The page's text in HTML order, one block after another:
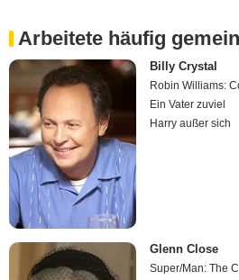
Arbeitete häufig
Billy Crystal
Robin Williams:
Ein Vater zuviel
Harry außer sich
Glenn Close
Super/Man: The